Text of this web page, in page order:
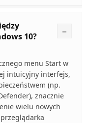
10?
menu Start w
intuicyjny interfejs,
(np.
znacznie
wielu nowych